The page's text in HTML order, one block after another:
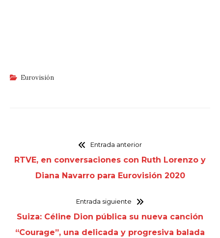
Eurovisión
Entrada anterior
RTVE, en conversaciones con Ruth Lorenzo y
Diana Navarro para Eurovisión 2020
Entrada siguiente
Suiza: Céline Dion pública su nueva canción
“Courage”, una delicada y progresiva balada